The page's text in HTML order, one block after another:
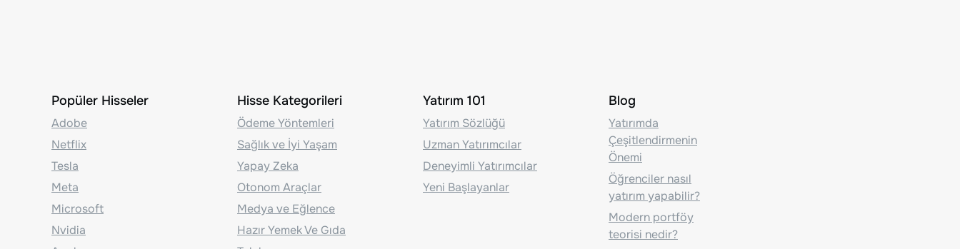
Popüler Hisseler
Adobe
Netflix
Tesla
Meta
Microsoft
Nvidia
Hisse Kategorileri
Ödeme Yöntemleri
Sağlık ve İyi Yaşam
Yapay Zeka
Otonom Araçlar
Medya ve Eğlence
Hazır Yemek Ve Gıda
Yatırım 101
Yatırım Sözlüğü
Uzman Yatırımcılar
Deneyimli Yatırımcılar
Yeni Başlayanlar
Blog
Yatırımda
Çeşitlendirmenin
Önemi
Öğrenciler nasıl
yatırım yapabilir?
Modern portföy
teorisi nedir?